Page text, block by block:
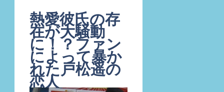
熱愛彼氏の存
在が大騒動
に！？ファン
によって暴か
れた戸松遥の
恋人